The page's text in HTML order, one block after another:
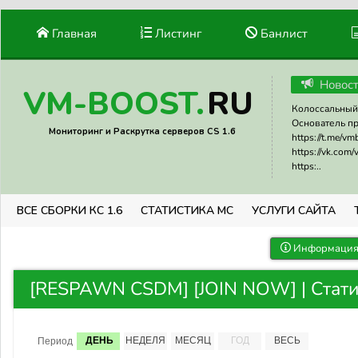
Главная Листинг Банлист
VM-BOOST.RU
Мониторинг и Раскрутка серверов CS 1.6
Основатель
https://t.me/
https://vk.com/
https:..
ВСЕ СБОРКИ КС 1.6 СТАТИСТИКА МС УСЛУГИ САЙТА
[RESPAWN CSDM] [JOIN NOW] |
Период ДЕНЬ НЕДЕЛЯ МЕСЯЦ ГОД ВЕСЬ